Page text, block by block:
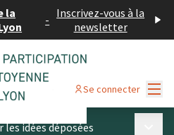
la
- Inscrivez-vous à la
newsletter
Se connecter
les idées déposées